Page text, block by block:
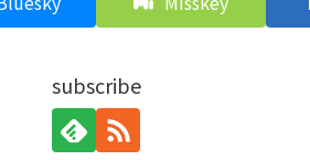
subscribe